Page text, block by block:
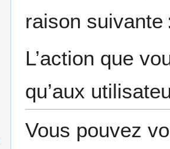
navigation
recherche
raison suivante
L’action que
qu’aux
Vous pouvez